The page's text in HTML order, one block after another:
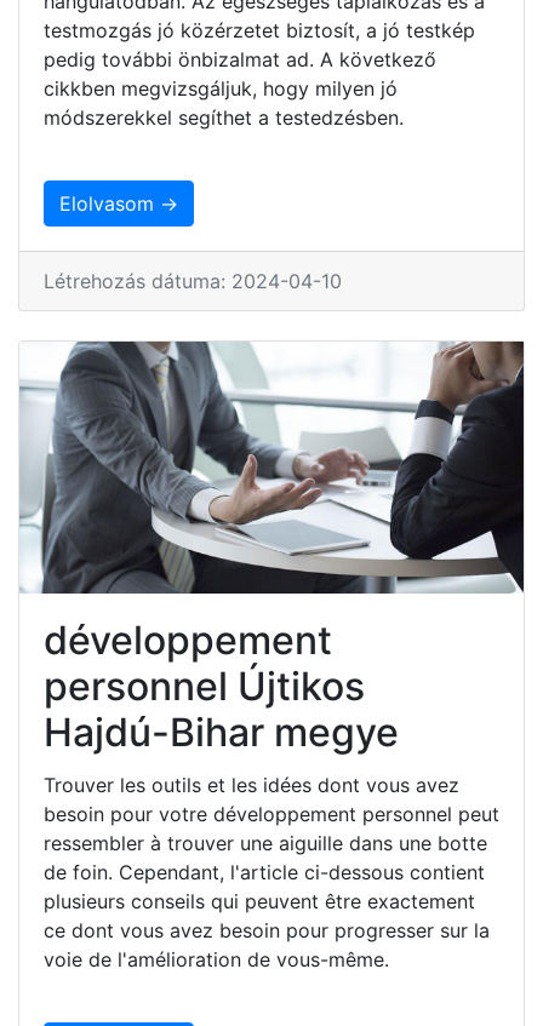
testmozgás jó közérzetet biztosít, a jó testkép
pedig további önbizalmat ad. A következő
cikkben megvizsgáljuk, hogy milyen jó
módszerekkel segíthet a testedzésben.
Elolvasom →
Létrehozás dátuma: 2024-04-10
développement
personnel Újtikos
Hajdú-Bihar megye
Trouver les outils et les idées dont vous avez
besoin pour votre développement personnel peut
ressembler à trouver une aiguille dans une botte
de foin. Cependant, l'article ci-dessous contient
plusieurs conseils qui peuvent être exactement
ce dont vous avez besoin pour progresser sur la
voie de l'amélioration de vous-même.